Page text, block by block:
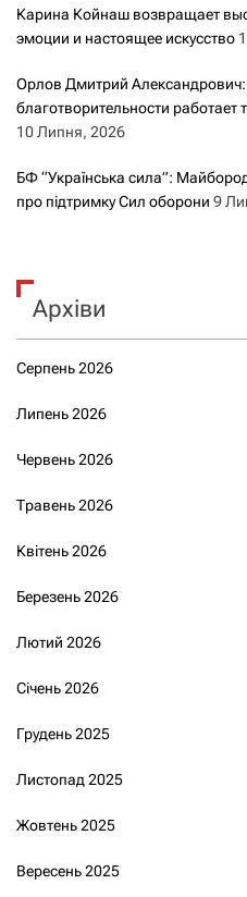
Карина Койнаш возвращает
эмоции и настоящее искусство
Орлов Дмитрий Александрович:
благотворительности
10 Липня, 2026
БФ “Українська сила”:
про підтримку Сил оборони 9
Архіви
Серпень 2026
Липень 2026
Червень 2026
Травень 2026
Квітень 2026
Березень 2026
Лютий 2026
Січень 2026
Грудень 2025
Листопад 2025
Жовтень 2025
Вересень 2025